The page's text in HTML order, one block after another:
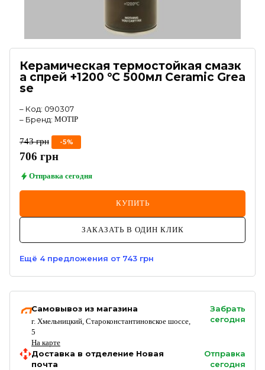
Керамическая термостойкая смазк
а спрей +1200 °C 500мл Ceramic Grea
se
– Код: 090307
– Бренд: MOTIP
743 грн -5%
706 грн
Отправка сегодня
КУПИТЬ
ЗАКАЗАТЬ В ОДИН КЛИК
Ещё 4 предложения от 743 грн
Самовывоз из магазина
г. Хмельницкий, Староконстантиновское шоссе,
5
На карте
Забрать
сегодня
Доставка в отделение Новая
почта
Отправка
сегодня